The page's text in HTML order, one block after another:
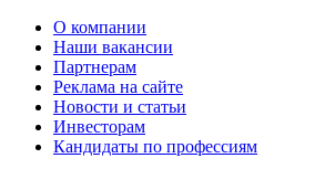
О компании
Наши вакансии
Партнерам
Реклама на сайте
Новости и статьи
Инвесторам
Кандидаты по профессиям